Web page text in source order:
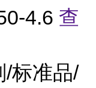
4.6 查
/标准品/